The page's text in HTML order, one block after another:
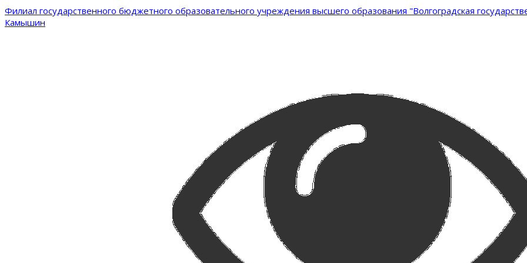
Филиал государственного бюджетного образовательного учреждения высшего образования "Волгоградская
Камышин